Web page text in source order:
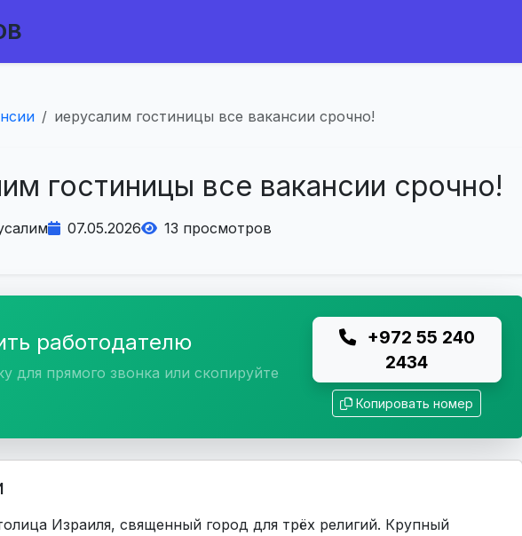
иерусалим гостиницы все вакансии срочно!
гостиницы все вакансии срочно!
07.05.2026 13 просмотров
работодателю
для прямого звонка или скопируйте
+972 55 240
2434
Копировать номер
Израиля, священный город для трёх религий. Крупный